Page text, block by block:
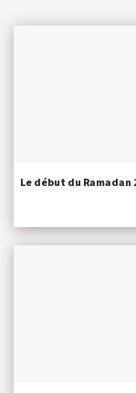
Le début du Ramadan